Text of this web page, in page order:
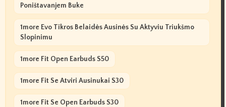
Poništavanjem Buke
1more Evo Tikros Belaidės Ausinės Su Aktyviu Triukšmo
Slopinimu
1more Fit Open Earbuds S50
1more Fit Se Atviri Ausinukai S30
1more Fit Se Open Earbuds S30